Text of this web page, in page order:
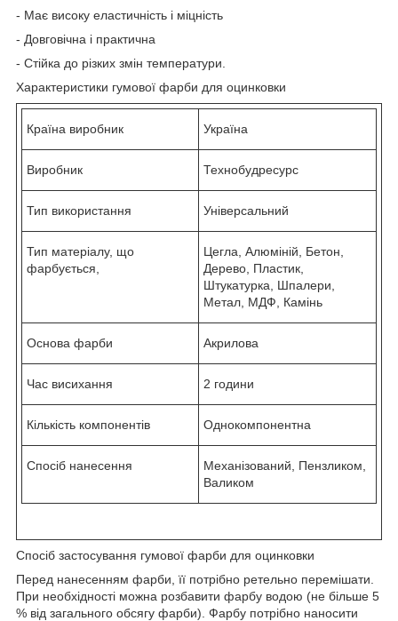
- Має високу еластичність і міцність
- Довговічна і практична
- Стійка до різких змін температури.
Характеристики гумової фарби для оцинковки
Країна виробник Україна
Виробник Технобудресурс
Тип використання Універсальний
Тип матеріалу, що
фарбується,
Цегла, Алюміній, Бетон,
Дерево, Пластик,
Штукатурка, Шпалери,
Метал, МДФ, Камінь
Основа фарби Акрилова
Час висихання 2 години
Кількість компонентів Однокомпонентна
Спосіб нанесення
Механізований, Пензликом,
Валиком
Спосіб застосування гумової фарби для оцинковки
Перед нанесенням фарби, її потрібно ретельно перемішати.
При необхідності можна розбавити фарбу водою (не більше 5
% від загального обсягу фарби). Фарбу потрібно наносити